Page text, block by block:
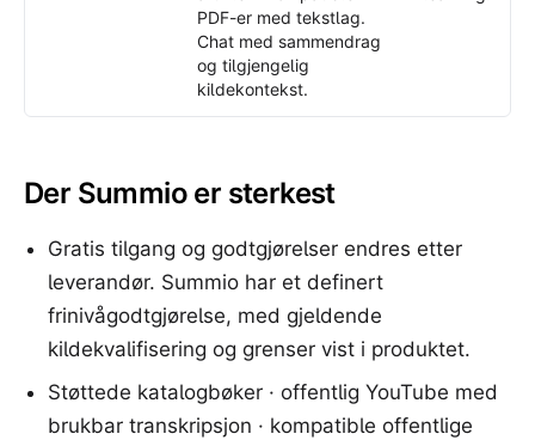
PDF-er med tekstlag.
Chat med sammendrag
og tilgjengelig
kildekontekst.
Der Summio er sterkest
Gratis tilgang og godtgjørelser endres etter
leverandør. Summio har et definert
frinivågodtgjørelse, med gjeldende
kildekvalifisering og grenser vist i produktet.
Støttede katalogbøker · offentlig YouTube med
brukbar transkripsjon · kompatible offentlige